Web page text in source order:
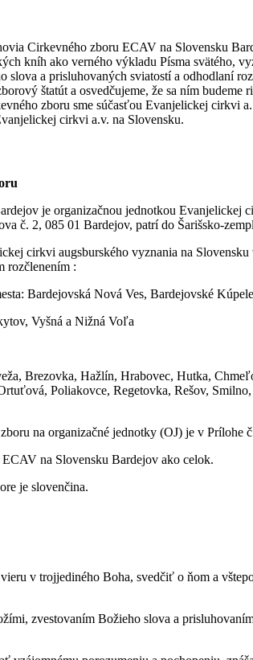
Cirkevného zboru ECAV na Slovensku
kníh ako verného výkladu Písma svätého,
slova a prisluhovaných sviatostí a odhodlaní
štatút a osvedčujeme, že sa ním
zboru sme súčasťou Evanjelickej cirkvi
cirkvi a.v. na Slovensku.
je organizačnou jednotkou Evanjelickej
č. 2, 085 01 Bardejov, patrí do Šarišsko-
cirkvi augsburského vyznania na
rozčlenením :
Bardejovská Nová Ves, Bardejovské
Vyšná a Nižná Voľa
Brezovka, Hažlín, Hrabovec, Hutka,
Poliakovce, Regetovka, Rešov,
na organizačné jednotky (OJ) je v Prílohe
na Slovensku Bardejov ako celok.
je slovenčina.
v trojjediného Boha, svedčiť o ňom a
zvestovaním Božieho slova a